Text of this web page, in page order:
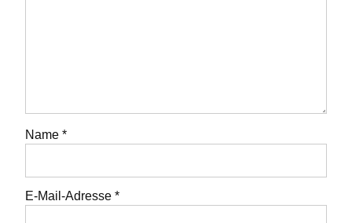
Name *
E-Mail-Adresse *